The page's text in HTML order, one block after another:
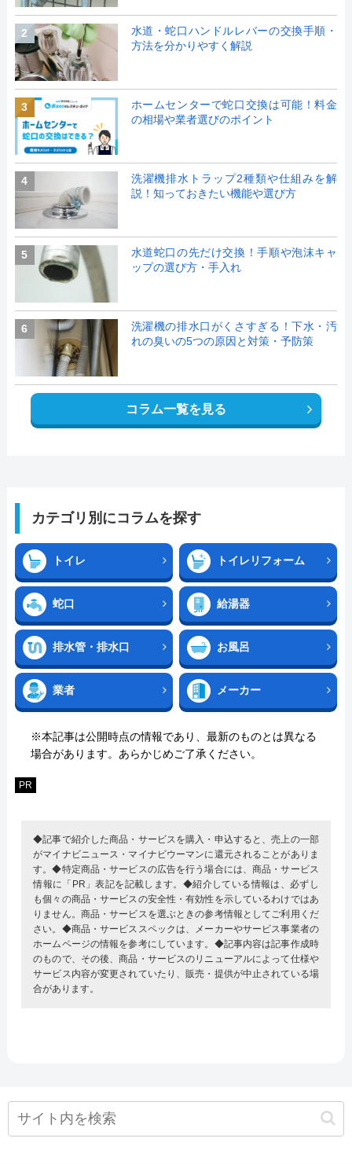
2
水道・蛇口ハンドルレバーの交換手順・
方法を分かりやすく解説
3
ホームセンターで蛇口交換は可能！料金
の相場や業者選びのポイント
4
洗濯機排水トラップ2種類や仕組みを解
説！知っておきたい機能や選び方
5
水道蛇口の先だけ交換！手順や泡沫キャ
ップの選び方・手入れ
6
洗濯機の排水口がくさすぎる！下水・汚
れの臭いの5つの原因と対策・予防策
コラム一覧を見る
カテゴリ別にコラムを探す
トイレ トイレリフォーム
蛇口 給湯器
排水管・排水口 お風呂
業者 メーカー
※本記事は公開時点の情報であり、最新のものとは異なる
場合があります。あらかじめご了承ください。
PR
◆記事で紹介した商品・サービスを購入・申込すると、売上の一部
がマイナビニュース・マイナビウーマンに還元されることがありま
す。◆特定商品・サービスの広告を行う場合には、商品・サービス
情報に「PR」表記を記載します。◆紹介している情報は、必ずし
も個々の商品・サービスの安全性・有効性を示しているわけではあ
りません。商品・サービスを選ぶときの参考情報としてご利用くだ
さい。◆商品・サービススペックは、メーカーやサービス事業者の
ホームページの情報を参考にしています。◆記事内容は記事作成時
のもので、その後、商品・サービスのリニューアルによって仕様や
サービス内容が変更されていたり、販売・提供が中止されている場
合があります。